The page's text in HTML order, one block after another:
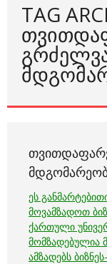
TAG
ეს
მოვამზადოთ
ქართული
მომზადებულია
ამზადებს